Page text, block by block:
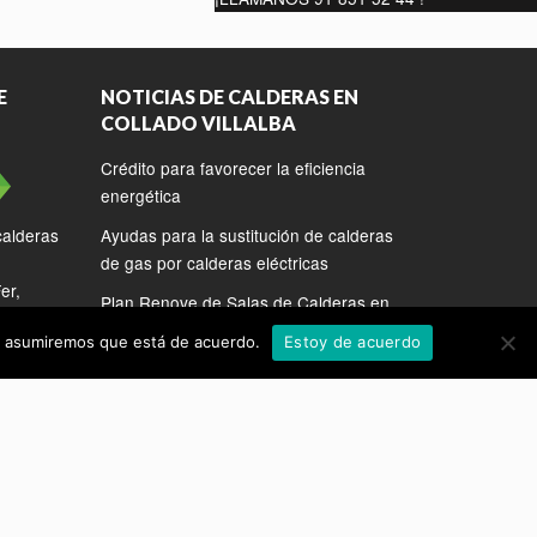
que está de acuerdo. Estoy de acuerdo
NOTICIAS DE CALDERAS EN
COLLADO VILLALBA
Crédito para favorecer la eficiencia
energética
Ayudas para la sustitución de calderas
de gas por calderas eléctricas
Plan Renove de Salas de Calderas en